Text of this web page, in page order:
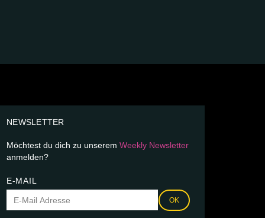
NEWSLETTER
Möchtest du dich zu unserem Weekly Newsletter
anmelden?
E-MAIL
OK